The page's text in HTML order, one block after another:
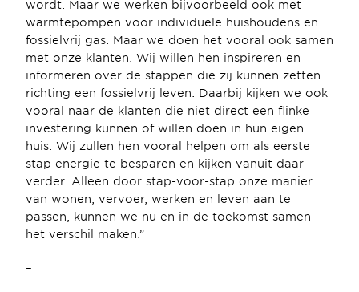
wordt. Maar we werken bijvoorbeeld ook met
warmtepompen voor individuele huishoudens en
fossielvrij gas. Maar we doen het vooral ook samen
met onze klanten. Wij willen hen inspireren en
informeren over de stappen die zij kunnen zetten
richting een fossielvrij leven. Daarbij kijken we ook
vooral naar de klanten die niet direct een flinke
investering kunnen of willen doen in hun eigen
huis. Wij zullen hen vooral helpen om als eerste
stap energie te besparen en kijken vanuit daar
verder. Alleen door stap-voor-stap onze manier
van wonen, vervoer, werken en leven aan te
passen, kunnen we nu en in de toekomst samen
het verschil maken.”
–